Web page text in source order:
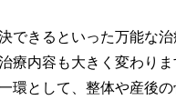
できるといった万能な
療内容も大きく変わり
環として、整体や産後